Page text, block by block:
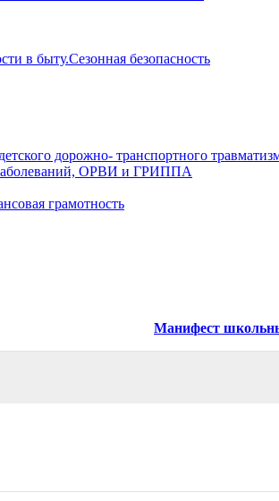
в быту.Сезонная безопасность
дорожно- транспортного
ОРВИ и ГРИППА
грамотность
Манифест